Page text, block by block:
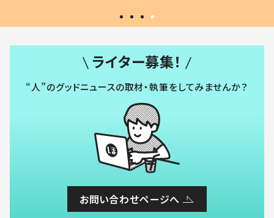
ライター募集！
“人”のグッドニュースの取材・執筆をしてみませんか？
お問い合わせページへ